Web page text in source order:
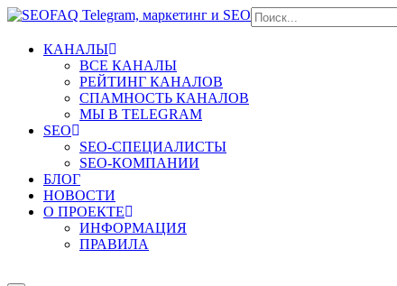
КАНАЛЫ
ВСЕ КАНАЛЫ
РЕЙТИНГ КАНАЛОВ
СПАМНОСТЬ КАНАЛОВ
МЫ В TELEGRAM
SEO
SEO-СПЕЦИАЛИСТЫ
SEO-КОМПАНИИ
БЛОГ
НОВОСТИ
О ПРОЕКТЕ
ИНФОРМАЦИЯ
ПРАВИЛА